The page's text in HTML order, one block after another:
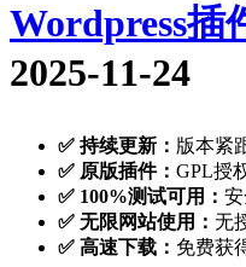
Wordpress插
2025-11-24
✅ 持续更新： 版本紧
✅ 原版插件： GPL授
✅ 100%测试可用：
✅ 无限网站使用： 无
✅ 高速下载： 免费获